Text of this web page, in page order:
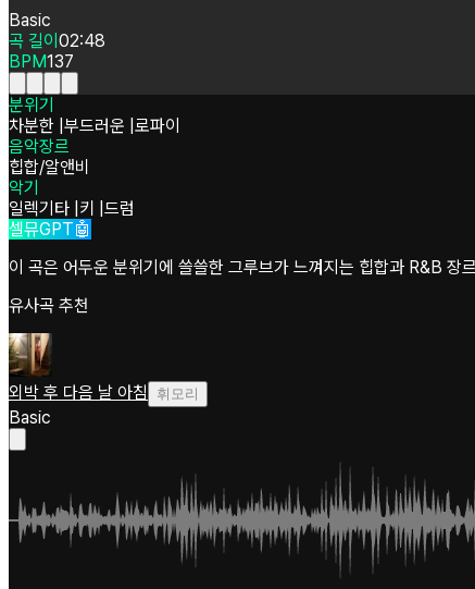
Basic
곡 길이 02:48
BPM137
분위기
차분한 부드러운 로파이
음악장르
힙합/알앤비
악기
일렉기타 키 드럼
셀뮤GPT🤖
이 곡은 어두운 분위기에 쓸쓸한 그루브가 느껴지는 힙합과 R&B
유사곡 추천
외박 후 다음 날 아침 휘모리
Basic